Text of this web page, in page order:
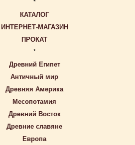
*
КАТАЛОГ
ИНТЕРНЕТ-МАГАЗИН
ПРОКАТ
*
Древний Египет
Античный мир
Древняя Америка
Месопотамия
Древний Восток
Древние славяне
Европа